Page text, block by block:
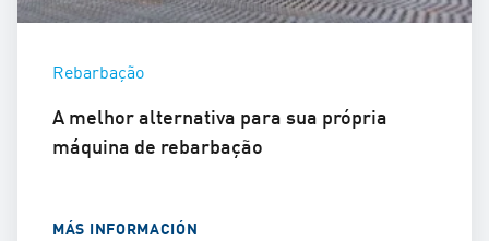
Rebarbação
A melhor alternativa para sua própria
máquina de rebarbação
MÁS INFORMACIÓN